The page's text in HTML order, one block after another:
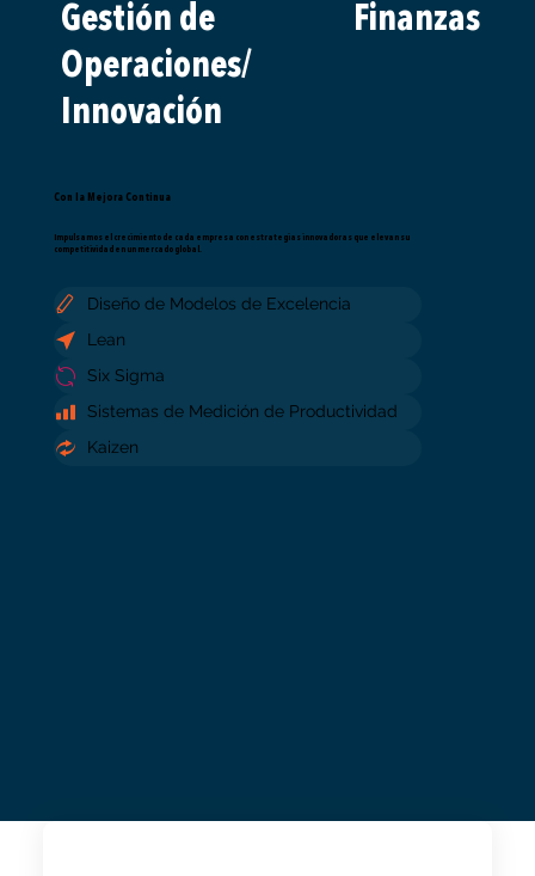
Con la Mejora Continua
Diseño de Modelos de Excelencia
Lean
Six Sigma
Sistemas de Medición de Productividad
Kaizen
Impulsamos el crecimiento de cada empresa con estrategias innovadoras que elevan su
competitividad en un mercado global.
Gestión de
Operaciones/
Innovación
Finanzas